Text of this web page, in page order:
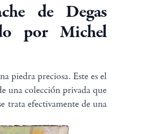
de Degas
por Michel
piedra preciosa. Este es el
una colección privada que
trata efectivamente de una